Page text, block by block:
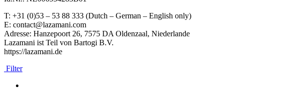
T: +31 (0)53 – 53 88 333 (Dutch – German – English only)
E: contact@lazamani.com
Adresse: Hanzepoort 26, 7575 DA Oldenzaal, Niederlande
Lazamani ist Teil von Bartogi B.V.
https://lazamani.de
Filter